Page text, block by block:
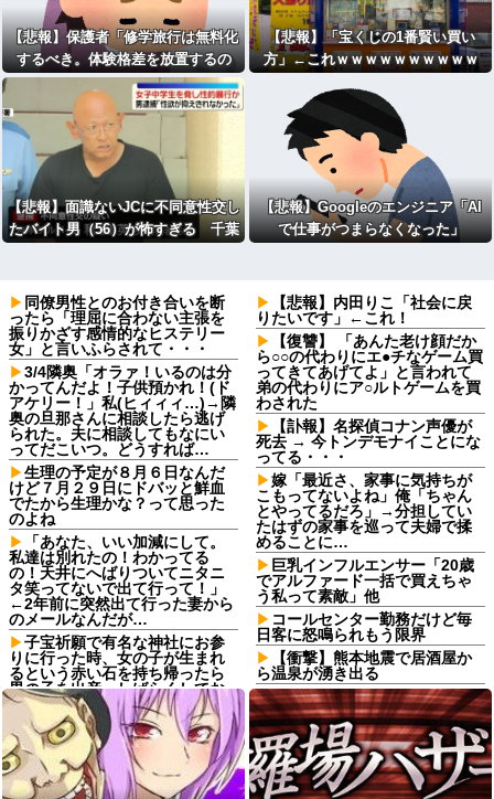
【悲報】保護者「修学旅行は無料化
するべき。体験格差を放置するの
か」←これ
【悲報】「宝くじの1番賢い買い
方」←これｗｗｗｗｗｗｗｗｗｗ
【悲報】面識ないJCに不同意性交し
たバイト男（56）が怖すぎる 千葉
【悲報】Googleのエンジニア「AI
で仕事がつまらなくなった」
同僚男性とのお付き合いを断
ったら「理屈に合わない主張を
振りかざす感情的なヒステリー
女」と言いふらされて・・・
3/4隣奥「オラァ！いるのは分
かってんだよ！子供預かれ！(ド
アケリー！」私(ヒィィィ…)→隣
奥の旦那さんに相談したら逃げ
られた。夫に相談してもなにい
ってだこいつ。どうすれば…
生理の予定が８月６日なんだ
けど７月２９日にドバッと鮮血
でたから生理かな？って思った
のよね
「あなた、いい加減にして。
私達は別れたの！わかってる
の！天井にへばりついてニタニ
タ笑ってないで出て行って！」
←2年前に突然出て行った妻から
のメールなんだが…
子宝祈願で有名な神社にお参
りに行った時、女の子が生まれ
るという赤い石を持ち帰ったら
男の子を出産。しばらくしてお
礼も兼ねて石を返しに行こうと
思って石を見ると…
パートの面接で号泣しながら
「ここもダメだったらもう食べ
ていけないんです」って熱弁し
てた人がいた
【悲報】内田りこ「社会に戻
りたいです」←これ！
【復讐】 「あんた老け顔だか
ら○○の代わりにエ●チなゲーム買
ってきてあげてよ」と言われて
弟の代わりにア○ルトゲームを買
わされた
【訃報】名探偵コナン声優が
死去 → 今トンデモナイことにな
ってる・・・
嫁「最近さ、家事に気持ちが
こもってないよね」俺「ちゃん
とやってるだろ」→分担してい
たはずの家事を巡って夫婦で揉
めることに…
巨乳インフルエンサー「20歳
でアルファード一括で買えちゃ
う私って素敵」他
コールセンター勤務だけど毎
日客に怒鳴られもう限界
【衝撃】熊本地震で居酒屋か
ら温泉が湧き出る
亡き叔母の遺書「実は17年前
に従兄弟と赤ちゃんを交換し
た」全員で家族会議を開いた結
果、拍子抜けするほど〇〇な展
開を迎えて婚約者呆然←家族の
絆が深すぎて修羅場にならんか
った